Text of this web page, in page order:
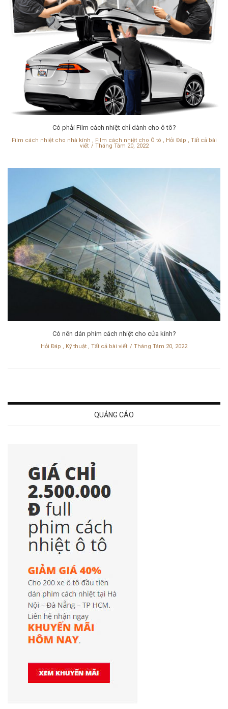
Có phải Film cách nhiệt chỉ dành cho ô tô?
Film cách nhiệt cho nhà kính , Film cách nhiệt cho Ô tô , Hỏi Đáp , Tất cả bài
viết
Tháng Tám 20, 2022
Có nên dán phim cách nhiệt cho cửa kính?
Hỏi Đáp , Kỹ thuật , Tất cả bài viết Tháng Tám 20, 2022
QUẢNG CÁO